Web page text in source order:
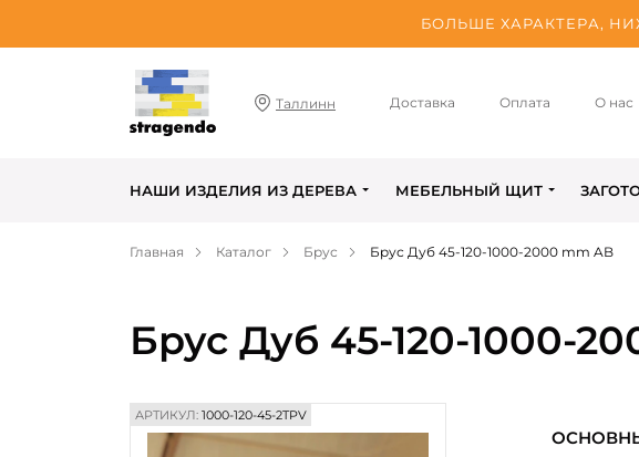
БОЛЬШЕ ХАРАКТЕРА,
Таллинн Доставка Оплата О нас
НАШИ ИЗДЕЛИЯ ИЗ ДЕРЕВА МЕБЕЛЬНЫЙ ЩИТ
Главная Каталог Брус Брус Дуб 45-120-1000-2000 mm AB
Брус Дуб 45-120-1000-
АРТИКУЛ: 1000-120-45-2TPV